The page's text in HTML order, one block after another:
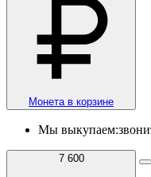
Монета в корзине
Мы выкупаем:
7 600